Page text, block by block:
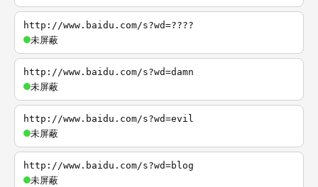
http://www.baidu.com/s?wd=????
未屏蔽
http://www.baidu.com/s?wd=damn
未屏蔽
http://www.baidu.com/s?wd=evil
未屏蔽
http://www.baidu.com/s?wd=blog
未屏蔽